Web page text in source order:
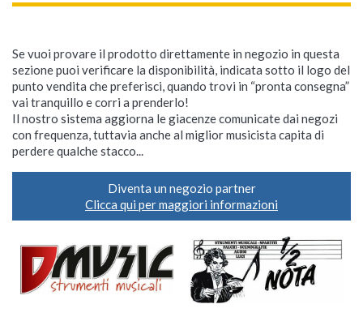
Se vuoi provare il prodotto direttamente in negozio in questa
sezione puoi verificare la disponibilità, indicata sotto il logo del
punto vendita che preferisci, quando trovi in “pronta consegna”
vai tranquillo e corri a prenderlo!
Il nostro sistema aggiorna le giacenze comunicate dai negozi
con frequenza, tuttavia anche al miglior musicista capita di
perdere qualche stacco...
Diventa un negozio partner
Clicca qui per maggiori informazioni